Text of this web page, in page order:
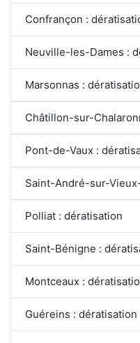
Confrançon :
Neuville-les-Dames :
Marsonnas :
Châtillon-sur-
Pont-de-Vaux :
Saint-André-sur-
Polliat : dératisation
Saint-Bénigne :
Montceaux :
Guéreins : dératisation